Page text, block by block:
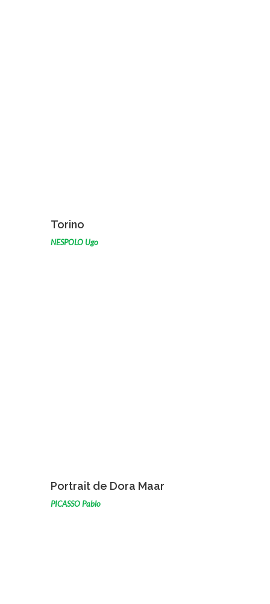
Torino
NESPOLO Ugo
VOIR L'ŒUVRE
Portrait de Dora Maar
PICASSO Pablo